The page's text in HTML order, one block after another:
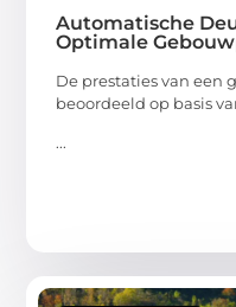
Automatische
Optimale
De prestaties van een
beoordeeld op basis
...